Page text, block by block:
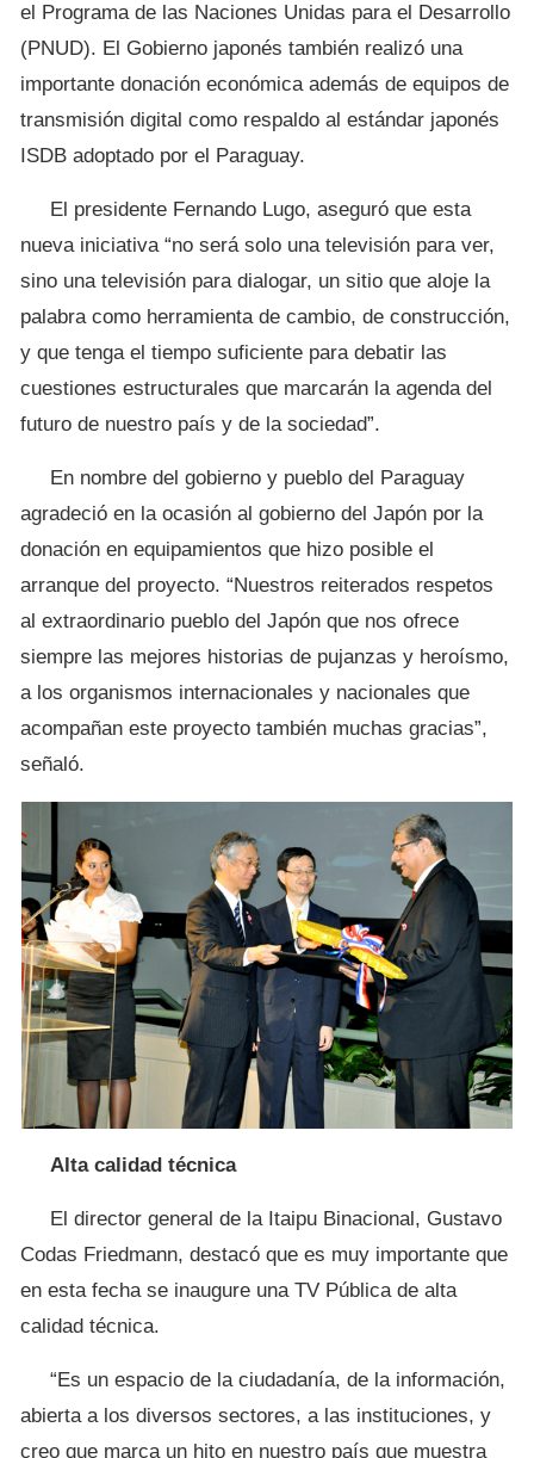
el Programa de las Naciones Unidas para el Desarrollo
(PNUD). El Gobierno japonés también realizó una
importante donación económica además de equipos de
transmisión digital como respaldo al estándar japonés
ISDB adoptado por el Paraguay.
El presidente Fernando Lugo, aseguró que esta
nueva iniciativa “no será solo una televisión para ver,
sino una televisión para dialogar, un sitio que aloje la
palabra como herramienta de cambio, de construcción,
y que tenga el tiempo suficiente para debatir las
cuestiones estructurales que marcarán la agenda del
futuro de nuestro país y de la sociedad”.
En nombre del gobierno y pueblo del Paraguay
agradeció en la ocasión al gobierno del Japón por la
donación en equipamientos que hizo posible el
arranque del proyecto. “Nuestros reiterados respetos
al extraordinario pueblo del Japón que nos ofrece
siempre las mejores historias de pujanzas y heroísmo,
a los organismos internacionales y nacionales que
acompañan este proyecto también muchas gracias”,
señaló.
Alta calidad técnica
El director general de la Itaipu Binacional, Gustavo
Codas Friedmann, destacó que es muy importante que
en esta fecha se inaugure una TV Pública de alta
calidad técnica.
“Es un espacio de la ciudadanía, de la información,
abierta a los diversos sectores, a las instituciones, y
creo que marca un hito en nuestro país que muestra